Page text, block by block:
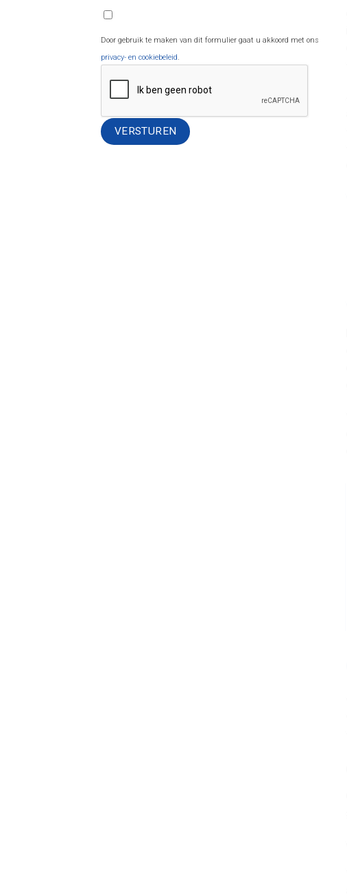
Door gebruik te maken van dit formulier gaat u akkoord met ons
privacy- en cookiebeleid.